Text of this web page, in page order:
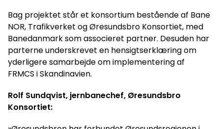
Bag projektet står et konsortium bestående af Bane
NOR, Trafikverket og Øresundsbro Konsortiet, med
Banedanmark som associeret partner. Desuden har
parterne underskrevet en hensigtserklæring om
yderligere samarbejde om implementering af
FRMCS i Skandinavien.
Rolf Sundqvist, jernbanechef, Øresundsbro
Konsortiet: